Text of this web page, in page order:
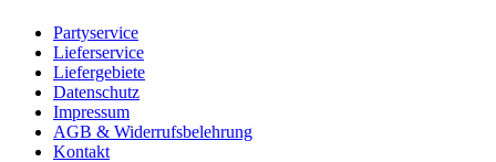
Partyservice
Lieferservice
Liefergebiete
Datenschutz
Impressum
AGB & Widerrufsbelehrung
Kontakt